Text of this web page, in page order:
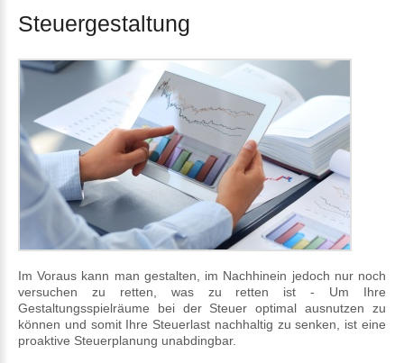
Steuergestaltung
Im Voraus kann man gestalten, im Nachhinein jedoch nur noch
versuchen zu retten, was zu retten ist - Um Ihre
Gestaltungsspielräume bei der Steuer optimal ausnutzen zu
können und somit Ihre Steuerlast nachhaltig zu senken, ist eine
proaktive Steuerplanung unabdingbar.